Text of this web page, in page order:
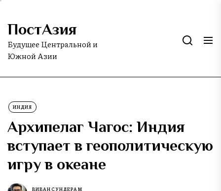
Skip
the
content
ПостАзия
Будущее Центральной и
Южной Азии
ИНДИЯ
Архипелаг Чагос: Индия
вступает в геополитическую
игру в океане
ВИВАН СУНДЕРАМ